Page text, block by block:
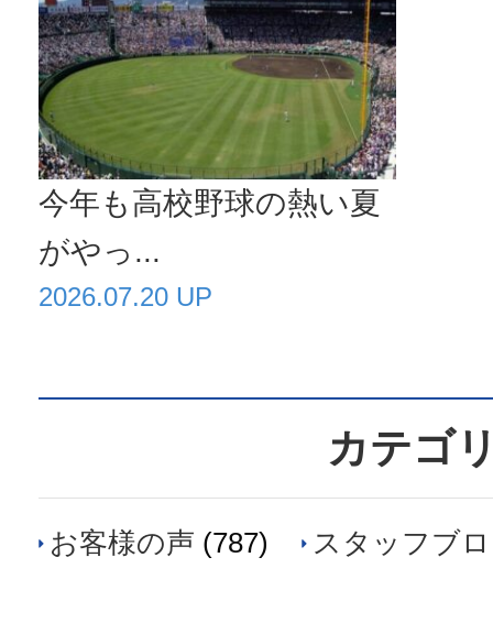
今年も高校野球の熱い夏
がやっ...
2026.07.20 UP
カテゴ
お客様の声 (787) スタッフブ